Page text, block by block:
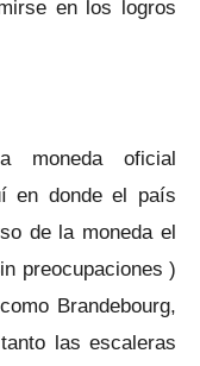
en los logros
moneda oficial
en donde el país
de la moneda el
preocupaciones )
Brandebourg,
las escaleras